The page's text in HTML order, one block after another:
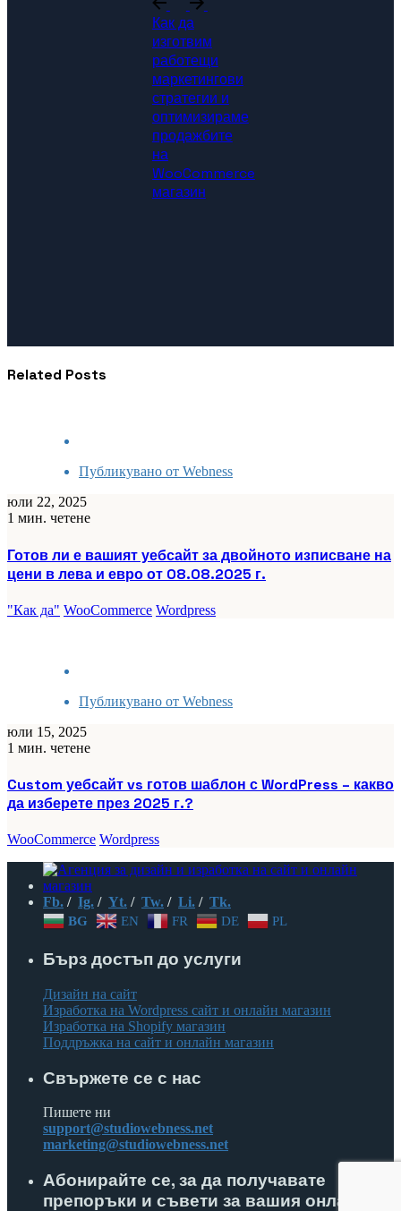
Как да
изготвим
работещи
маркетингови
стратегии и
оптимизираме
продажбите
на
WooCommerce
магазин
Related Posts
Публикувано от Webness
юли 22, 2025
1 мин. четене
Готов ли е вашият уебсайт за двойното изписване на
цени в лева и евро от 08.08.2025 г.
"Как да" WooCommerce Wordpress
Публикувано от Webness
юли 15, 2025
1 мин. четене
Custom уебсайт vs готов шаблон с WordPress – какво
да изберете през 2025 г.?
WooCommerce Wordpress
Fb. / Ig. / Yt. / Tw. / Li. / Tk.
BG EN FR DE PL
Бърз достъп до услуги
Дизайн на сайт
Изработка на Wordpress сайт и онлайн магазин
Изработка на Shopify магазин
Поддръжка на сайт и онлайн магазин
Свържете се с нас
Пишете ни
support@studiowebness.net
marketing@studiowebness.net
Абонирайте се, за да получавате
препоръки и съвети за вашия онлайн